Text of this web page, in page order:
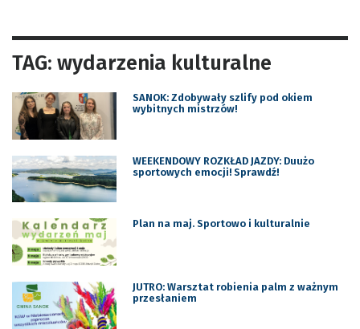
TAG: wydarzenia kulturalne
SANOK: Zdobywały szlify pod okiem
wybitnych mistrzów!
WEEKENDOWY ROZKŁAD JAZDY: Duużo
sportowych emocji! Sprawdź!
Plan na maj. Sportowo i kulturalnie
JUTRO: Warsztat robienia palm z ważnym
przesłaniem